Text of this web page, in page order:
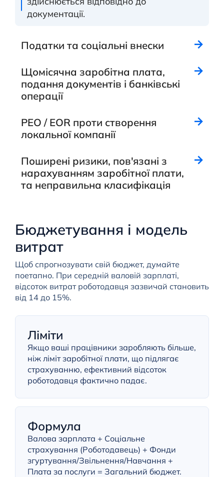
документації.
Податки та соціальні внески
Щомісячна заробітна плата,
подання документів і банківські
операції
PEO / EOR проти створення
локальної компанії
Поширені ризики, пов'язані з
нарахуванням заробітної плати,
та неправильна класифікація
Бюджетування і модель
витрат
Щоб спрогнозувати свій бюджет, думайте
поетапно. При середній валовій зарплаті,
відсоток витрат роботодавця зазвичай становить
від 14 до 15%.
Ліміти
Якщо ваші працівники заробляють більше,
ніж ліміт заробітної плати, що підлягає
страхуванню, ефективний відсоток
роботодавця фактично падає.
Формула
Валова зарплата + Соціальне
страхування (Роботодавець) + Фонди
згуртування/Звільнення/Навчання +
Плата за послуги = Загальний бюджет.